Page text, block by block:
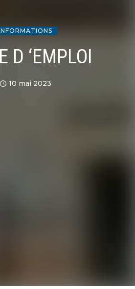
D ‘EMPLOI
10 mai 2023